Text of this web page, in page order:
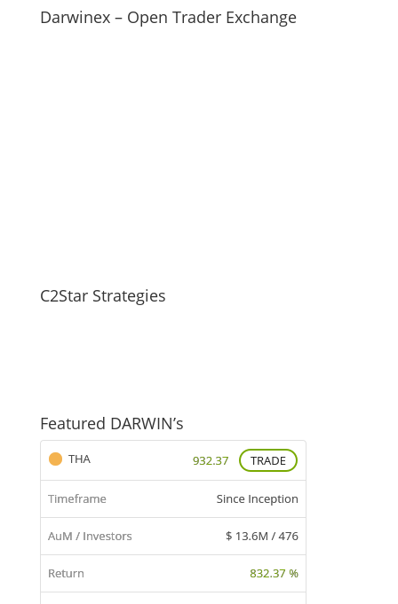
Darwinex – Open Trader Exchange
C2Star Strategies
Featured DARWIN’s